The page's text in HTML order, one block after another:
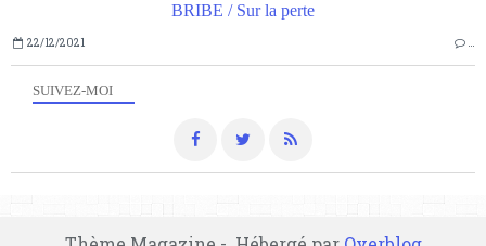
SUIVEZ-MOI
BRIBE / Sur la perte
22/12/2021 …